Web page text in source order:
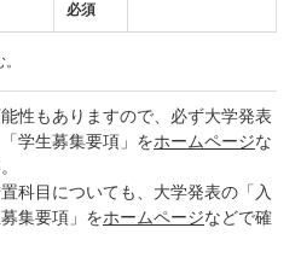
必須
性もありますので、必ず大学発表
学生募集要項」をホームページな
科目についても、大学発表の「入
集要項」をホームページなどで確